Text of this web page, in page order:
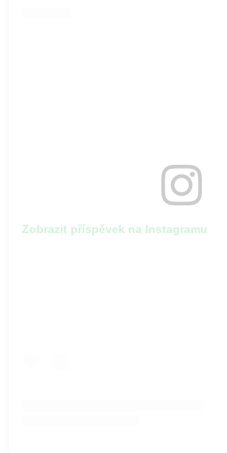
Zobrazit příspěvek na Instagramu